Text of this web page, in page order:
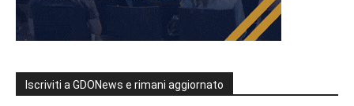
Iscriviti a GDONews e rimani aggiornato